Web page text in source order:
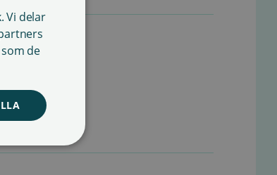
direkt av upphovspersonen eller
av ett verk, ska man
FINNISH
ENGLISH
Vi delar
de